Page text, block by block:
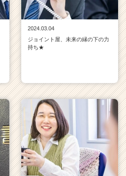
2024.03.04
ジョイント屋、未来の縁の下の力
持ち★